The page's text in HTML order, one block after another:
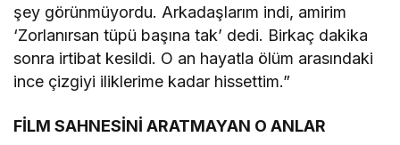
şey görünmüyordu. Arkadaşlarım indi, amirim
‘Zorlanırsan tüpü başına tak’ dedi. Birkaç dakika
sonra irtibat kesildi. O an hayatla ölüm arasındaki
ince çizgiyi iliklerime kadar hissettim.”
FİLM SAHNESİNİ ARATMAYAN O ANLAR